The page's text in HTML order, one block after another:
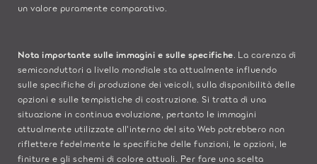
un valore puramente comparativo.
Nota importante sulle immagini e sulle specifiche . La carenza di
semiconduttori a livello mondiale sta attualmente influendo
sulle specifiche di produzione dei veicoli, sulla disponibilità delle
opzioni e sulle tempistiche di costruzione. Si tratta di una
situazione in continua evoluzione, pertanto le immagini
attualmente utilizzate all'interno del sito Web potrebbero non
riflettere fedelmente le specifiche delle funzioni, le opzioni, le
finiture e gli schemi di colore attuali. Per fare una scelta